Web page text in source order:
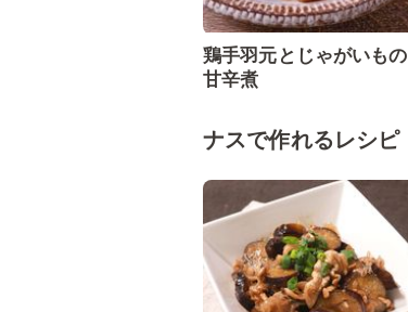
鶏手羽元とじゃがいもの
甘辛煮
ナスで作れるレシピ